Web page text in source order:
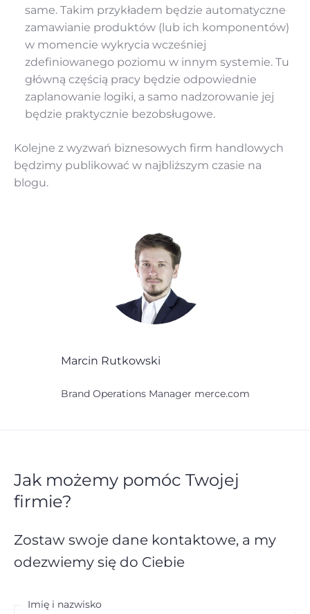
same. Takim przykładem będzie automatyczne
zamawianie produktów (lub ich komponentów)
w momencie wykrycia wcześniej
zdefiniowanego poziomu w innym systemie. Tu
główną częścią pracy będzie odpowiednie
zaplanowanie logiki, a samo nadzorowanie jej
będzie praktycznie bezobsługowe.
Kolejne z wyzwań biznesowych firm handlowych
będzimy publikować w najbliższym czasie na
blogu.
Marcin Rutkowski
Brand Operations Manager merce.com
Jak możemy pomóc Twojej
firmie?
Zostaw swoje dane kontaktowe, a my
odezwiemy się do Ciebie
Imię i nazwisko